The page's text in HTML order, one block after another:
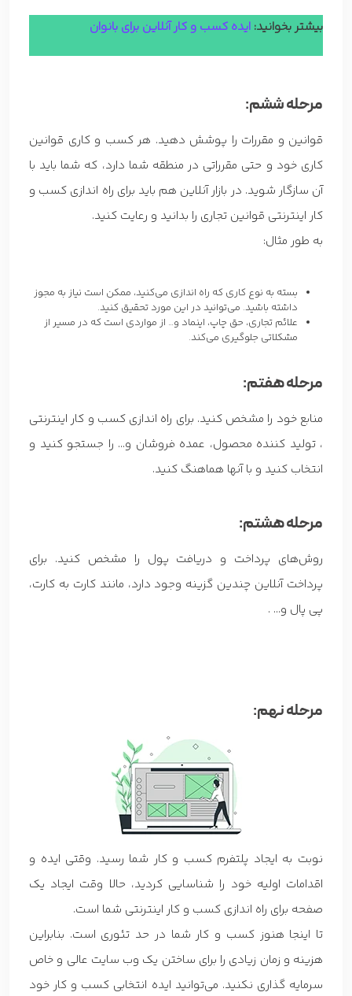
بیشتر بخوانید: ایده کسب و کار آنلاین برای بانوان
مرحله ششم:
قوانین و مقررات را پوشش دهید. هر کسب و کاری قوانین
کاری خود و حتی مقرراتی در منطقه شما دارد، که شما باید با
آن سازگار شوید. در بازار آنلاین هم باید برای راه اندازی کسب و
کار اینترنتی قوانین تجاری را بدانید و رعایت کنید.
به طور مثال:
بسته به نوع کاری که راه اندازی می‌کنید، ممکن است نیاز به مجوز
داشته باشید. می‌توانید در این مورد تحقیق کنید.
علائم تجاری، حق چاپ، اینماد و… از مواردی است که در مسیر از
مشکلاتی جلوگیری می‌کند.
مرحله هفتم:
منابع خود را مشخص کنید. برای راه اندازی کسب و کار اینترنتی
، تولید کننده محصول، عمده فروشان و… را جستجو کنید و
انتخاب کنید و با آنها هماهنگ کنید.
مرحله هشتم:
روش‌های پرداخت و دریافت پول را مشخص کنید. برای
پرداخت آنلاین چندین گزینه وجود دارد، مانند کارت به کارت،
پی پال و… .
مرحله نهم:
نوبت به ایجاد پلتفرم کسب و کار شما رسید. وقتی ایده و
اقدامات اولیه خود را شناسایی کردید، حالا وقت ایجاد یک
صفحه برای راه اندازی کسب و کار اینترنتی شما است.
تا اینجا هنوز کسب و کار شما در حد تئوری است. بنابراین
هزینه و زمان زیادی را برای ساختن یک وب سایت عالی و خاص
سرمایه گذاری نکنید. می‌توانید ایده انتخابی کسب و کار خود